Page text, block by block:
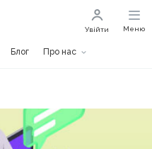
Блог Про нас
Увійти Меню